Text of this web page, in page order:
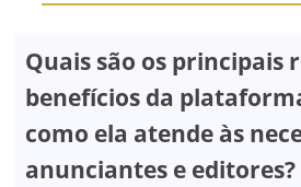
Quais são os principais
benefícios da
como ela atende às
anunciantes e editores?